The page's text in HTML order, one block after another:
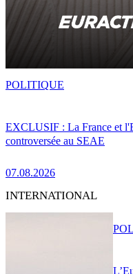
EXCLUSIF : La France et
controversée au SEAE
07.08.2026
POLITIQUE
INTERNATIONAL